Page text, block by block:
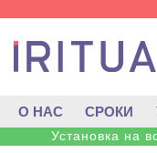
О НАС СРОКИ
Установка на